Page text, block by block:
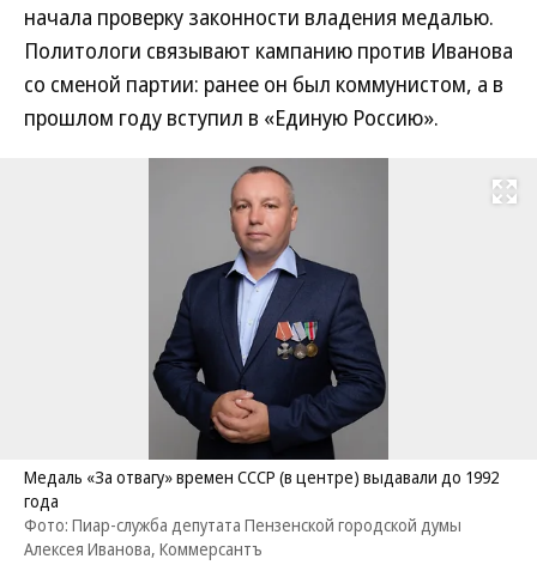
начала проверку законности владения медалью.
Политологи связывают кампанию против Иванова
со сменой партии: ранее он был коммунистом, а в
прошлом году вступил в «Единую Россию».
Развернуть
Медаль «За отвагу» времен СССР (в центре) выдавали до 1992
года
Фото: Пиар-служба депутата Пензенской городской думы
Алексея Иванова, Коммерсантъ